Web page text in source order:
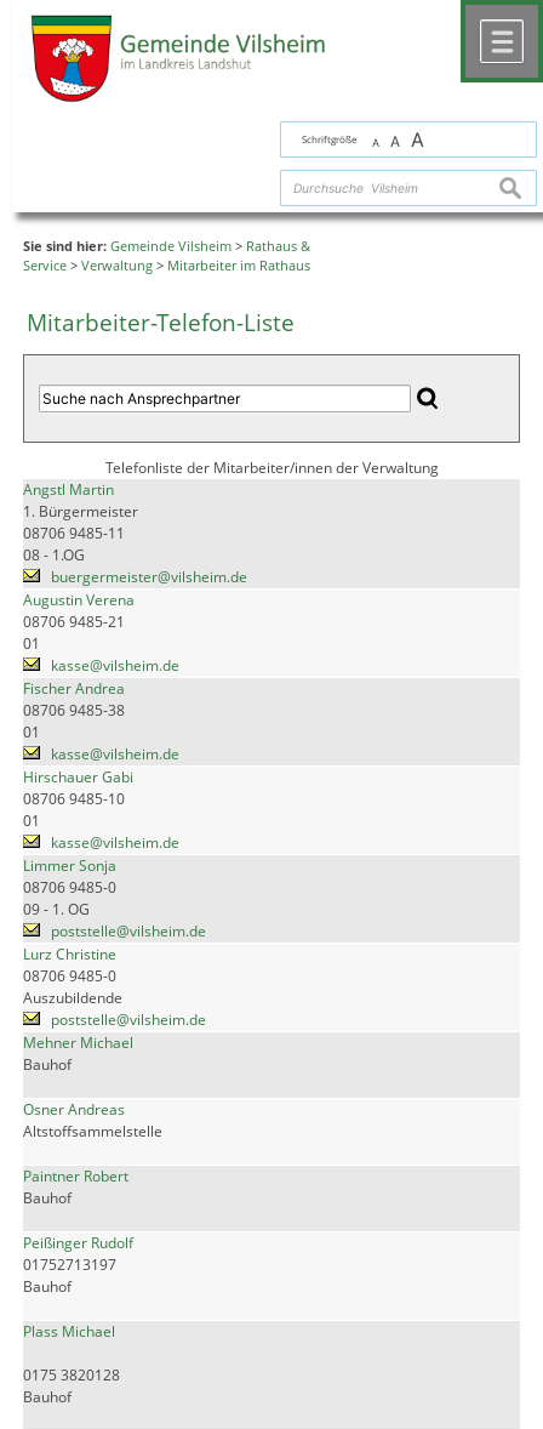
Schriftgröße A A A
Sie sind hier: Gemeinde Vilsheim > Rathaus &
Service > Verwaltung > Mitarbeiter im Rathaus
Mitarbeiter-Telefon-Liste
Telefonliste der Mitarbeiter/innen der Verwaltung
Angstl Martin
1. Bürgermeister
08706 9485-11
08 - 1.OG
buergermeister@vilsheim.de
Augustin Verena
08706 9485-21
01
kasse@vilsheim.de
Fischer Andrea
08706 9485-38
01
kasse@vilsheim.de
Hirschauer Gabi
08706 9485-10
01
kasse@vilsheim.de
Limmer Sonja
08706 9485-0
09 - 1. OG
poststelle@vilsheim.de
Lurz Christine
08706 9485-0
Auszubildende
poststelle@vilsheim.de
Mehner Michael
Bauhof
Osner Andreas
Altstoffsammelstelle
Paintner Robert
Bauhof
Peißinger Rudolf
01752713197
Bauhof
Plass Michael
0175 3820128
Bauhof